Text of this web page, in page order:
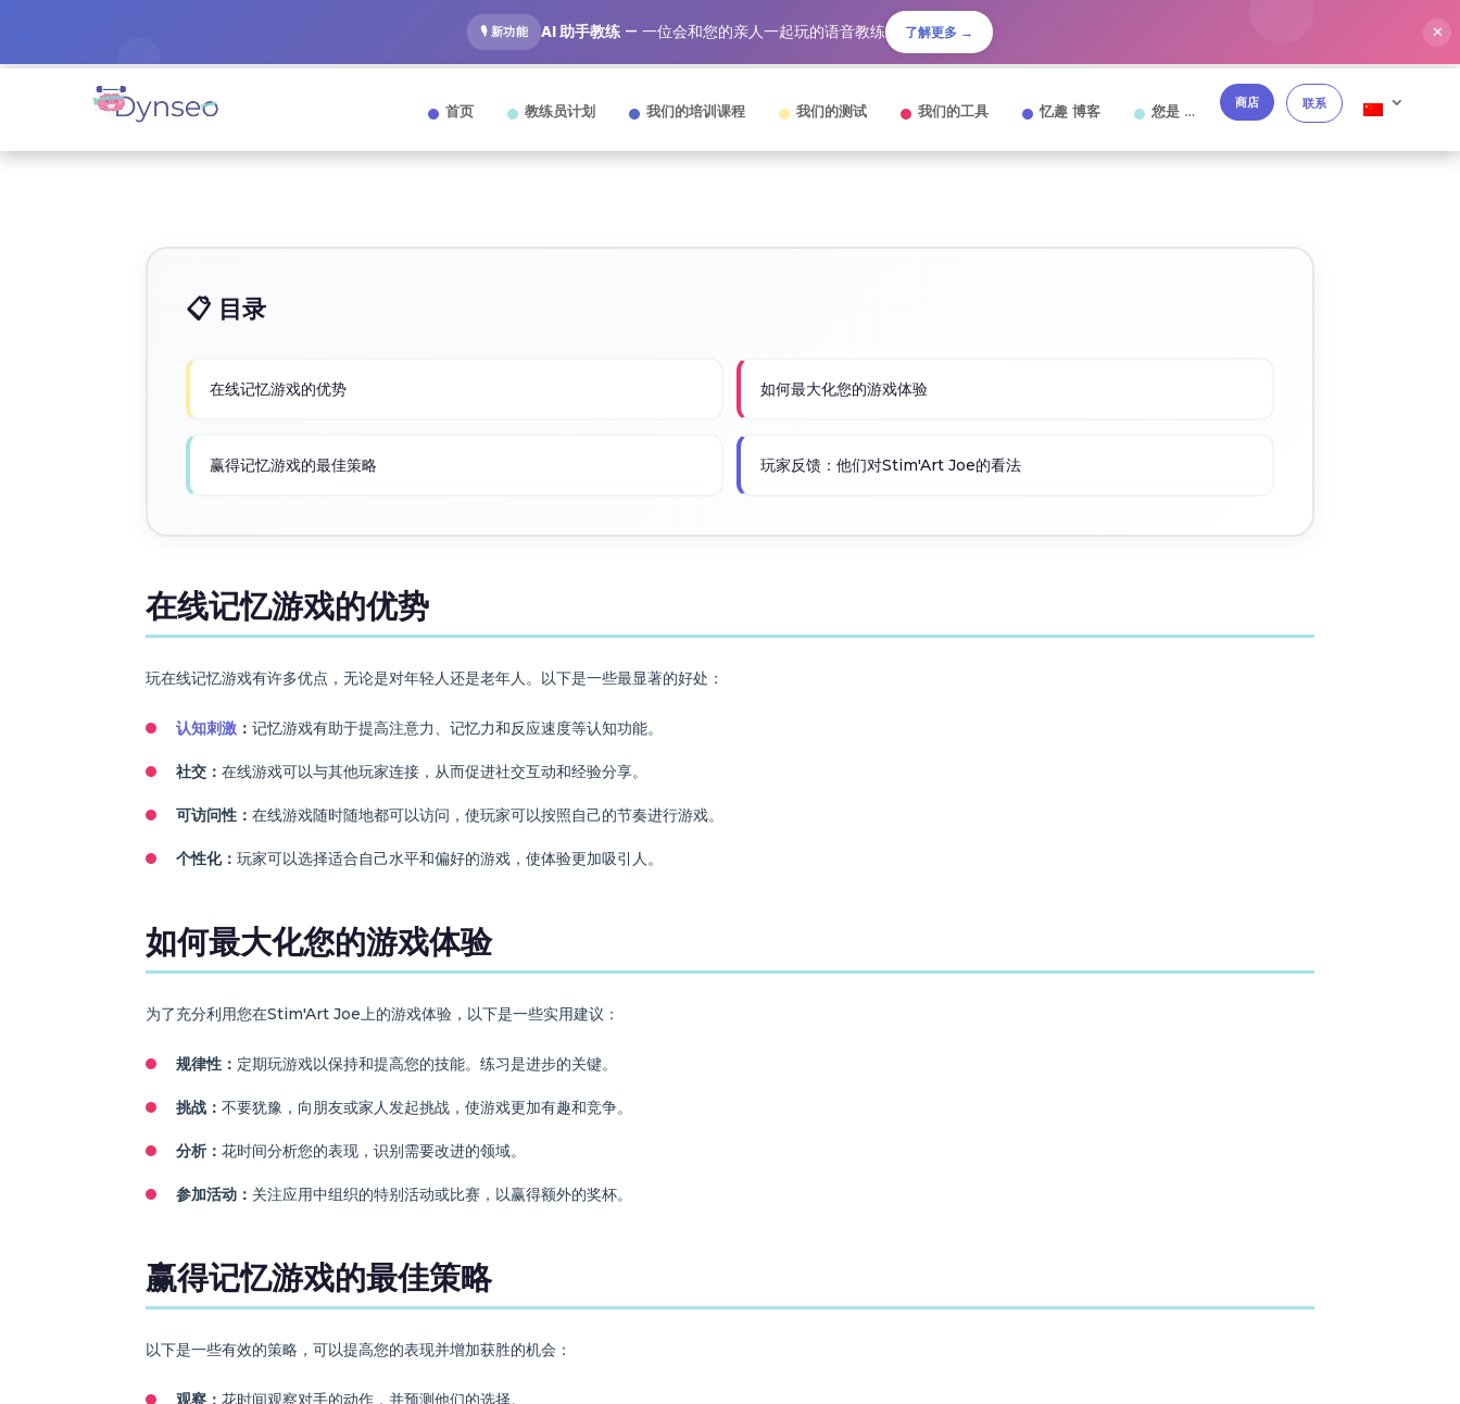
🎙️ 新功能 AI 助手教练 — 一位会和您的亲人一起玩的语音教练 了解更多 → ✕
首页 教练员计划 我们的培训课程 我们的测试 我们的工具 忆趣 博客 您是 … 商店 联系
📋 目录
在线记忆游戏的优势 如何最大化您的游戏体验
赢得记忆游戏的最佳策略 玩家反馈：他们对Stim'Art Joe的看法
在线记忆游戏的优势
玩在线记忆游戏有许多优点，无论是对年轻人还是老年人。以下是一些最显著的好处：
认知刺激 ：记忆游戏有助于提高注意力、记忆力和反应速度等认知功能。
社交：在线游戏可以与其他玩家连接，从而促进社交互动和经验分享。
可访问性：在线游戏随时随地都可以访问，使玩家可以按照自己的节奏进行游戏。
个性化：玩家可以选择适合自己水平和偏好的游戏，使体验更加吸引人。
如何最大化您的游戏体验
为了充分利用您在Stim'Art Joe上的游戏体验，以下是一些实用建议：
规律性： 定期玩游戏以保持和提高您的技能。练习是进步的关键。
挑战：不要犹豫，向朋友或家人发起挑战，使游戏更加有趣和竞争。
分析：花时间分析您的表现，识别需要改进的领域。
参加活动： 关注应用中组织的特别活动或比赛，以赢得额外的奖杯。
赢得记忆游戏的最佳策略
以下是一些有效的策略，可以提高您的表现并增加获胜的机会：
观察：花时间观察对手的动作，并预测他们的选择。